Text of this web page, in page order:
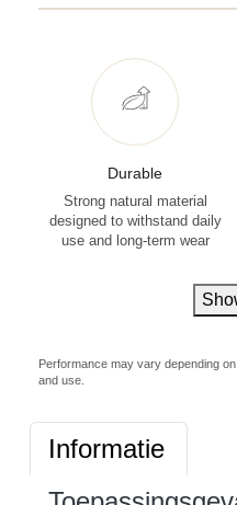
Durable
Strong natural material
designed to withstand daily
use and long-term wear
Performance may vary depending
and use.
Informatie